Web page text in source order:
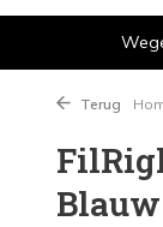
Terug
Blauw